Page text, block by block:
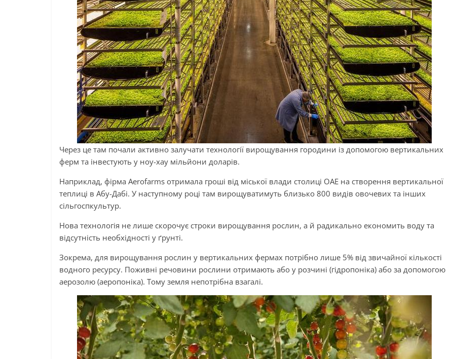
Через це там почали активно залучати технології вирощування городини із допомогою вертикальних
ферм та інвестують у ноу-хау мільйони доларів.
Наприклад, фірма Aerofarms отримала гроші від міської влади столиці ОАЕ на створення вертикальної
теплиці в Абу-Дабі. У наступному році там вирощуватимуть близько 800 видів овочевих та інших
сільгоспкультур.
Нова технологія не лише скорочує строки вирощування рослин, а й радикально економить воду та
відсутність необхідності у ґрунті.
Зокрема, для вирощування рослин у вертикальних фермах потрібно лише 5% від звичайної кількості
водного ресурсу. Поживні речовини рослини отримають або у розчині (гідропоніка) або за допомогою
аерозолю (аеропоніка). Тому земля непотрібна взагалі.